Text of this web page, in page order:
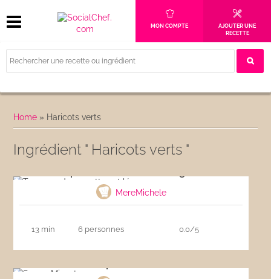
MON COMPTE
AJOUTER UNE
RECETTE
Home » Haricots verts
Ingrédient " Haricots verts "
MereMichele
13 min 6 personnes 0.0/5